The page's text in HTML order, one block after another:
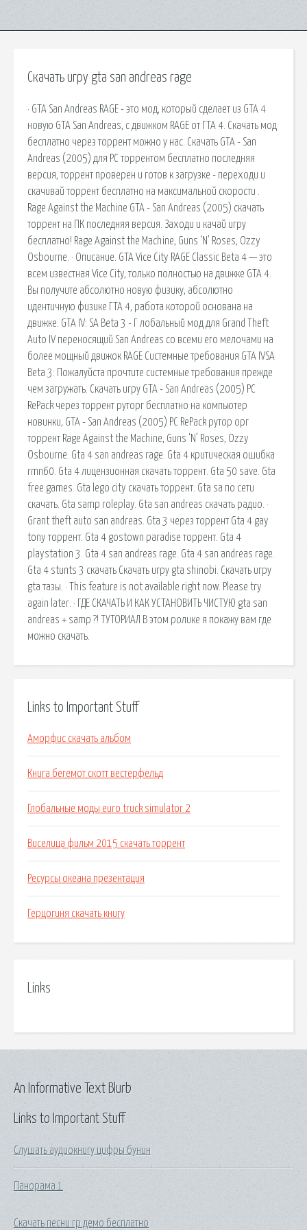
Скачать игру gta san andreas rage
· GTA San Andreas RAGE - это мод, который сделает из GTA 4
новую GTA San Andreas, с движком RAGE от ГТА 4. Скачать мод
бесплатно через торрент можно у нас. Скачать GTA - San
Andreas (2005) для PC торрентом бесплатно последняя
версия, торрент проверен и готов к загрузке - переходи и
скачивай торрент бесплатно на максимальной скорости .
Rage Against the Machine GTA - San Andreas (2005) скачать
торрент на ПК последняя версия. Заходи и качай игру
бесплатно! Rage Against the Machine, Guns ‘N’ Roses, Ozzy
Osbourne. · Описание. GTA Vice City RAGE Classic Beta 4 — это
всем известная Vice City, только полностью на движке GTA 4.
Вы получите абсолютно новую физику, абсолютно
идентичную физике ГТА 4, работа которой основана на
движке. GTA IV: SA Beta 3 - Г лобальный мод для Grand Theft
Auto IV переносящий San Andreas со всеми его мелочами на
более мощный движок RAGE Системные требования GTA IVSA
Beta 3: Пожалуйста прочтите системные требования прежде
чем загружать. Скачать игру GTA - San Andreas (2005) PC
RePack через торрент руторг бесплатно на компьютер
новинки, GTA - San Andreas (2005) PC RePack рутор орг
торрент Rage Against the Machine, Guns ‘N’ Roses, Ozzy
Osbourne. Gta 4 san andreas rage. Gta 4 критическая ошибка
rmn60. Gta 4 лицензионная скачать торрент. Gta 50 save. Gta
free games. Gta lego city скачать торрент. Gta sa по сети
скачать. Gta samp roleplay. Gta san andreas скачать радио. ·
Grant theft auto san andreas. Gta 3 через торрент Gta 4 gay
tony торрент. Gta 4 gostown paradise торрент. Gta 4
playstation 3. Gta 4 san andreas rage. Gta 4 san andreas rage.
Gta 4 stunts 3 скачать Скачать игру gta shinobi. Скачать игру
gta тазы. · This feature is not available right now. Please try
again later. · ГДЕ СКАЧАТЬ И КАК УСТАНОВИТЬ ЧИСТУЮ gta san
andreas + samp ?! ТУТОРИАЛ В этом ролике я покажу вам где
можно скачать.
Links to Important Stuff
Аморфис скачать альбом
Книга бегемот скотт вестерфельд
Глобальные моды euro truck simulator 2
Виселица фильм 2015 скачать торрент
Ресурсы океана презентация
Герцогиня скачать книгу
Links
Links to Important Stuff
Слушать аудиокнигу цифры бунин
Панорама 1
Скачать песни гр демо бесплатно
An Informative Text Blurb